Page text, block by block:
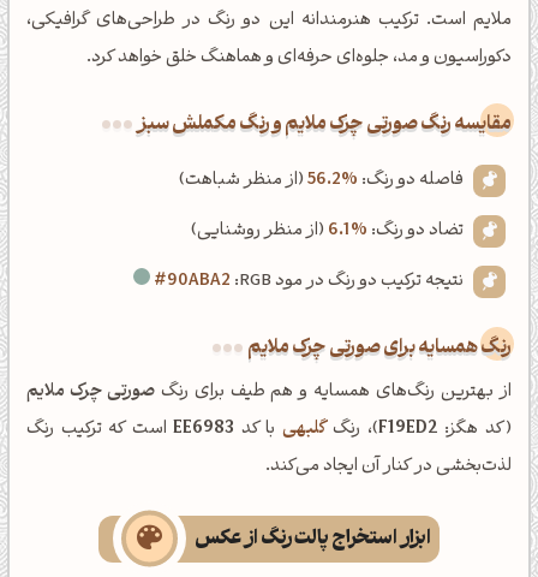
ملایم است. ترکیب هنرمندانه این دو رنگ در طراحی‌های گرافیکی،
دکوراسیون و مد، جلوه‌ای حرفه‌ای و هماهنگ خلق خواهد کرد.
‌مقایسه رنگ صورتی چرک ملایم و رنگ مکملش سبز
فاصله دو رنگ: 56.2%(از منظر شباهت)
تضاد دو رنگ: 6.1% (از منظر روشنایی)
نتیجه ترکیب دو رنگ در مود RGB:
#90ABA2
رنگ همسایه برای صورتی چرک ملایم
از بهترین رنگ‌های همسایه و هم طیف برای رنگصورتی چرک ملایم
(کد هگز: F19ED2)، رنگگلبهی با کد EE6983است که ترکیب رنگ
لذت‌بخشی در کنار آن ایجاد می‌کند.
ابزار استخراج پالت رنگ از عکس